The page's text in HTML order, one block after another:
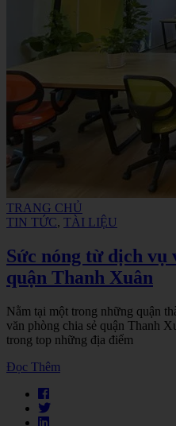
TRANG CHỦ
TIN TỨC, TÀI LIỆU
Sức nóng từ dịch vụ
quận Thanh Xuân
Nằm tại một trong những quận
văn phòng chia sẻ quận Thanh
trong top những địa điểm
Đọc Thêm